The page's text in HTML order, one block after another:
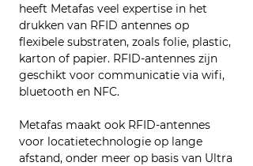
heeft Metafas veel expertise in het
drukken van RFID antennes op
flexibele substraten, zoals folie, plastic,
karton of papier. RFID-antennes zijn
geschikt voor communicatie via wifi,
bluetooth en NFC.
Metafas maakt ook RFID-antennes
voor locatietechnologie op lange
afstand, onder meer op basis van Ultra